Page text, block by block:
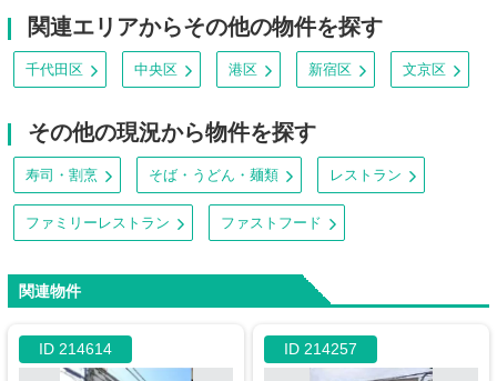
関連エリアからその他の物件を探す
千代田区 中央区 港区 新宿区 文京区
その他の現況から物件を探す
寿司・割烹 そば・うどん・麺類 レストラン
ファミリーレストラン ファストフード
関連物件
ID 214614 ID 214257